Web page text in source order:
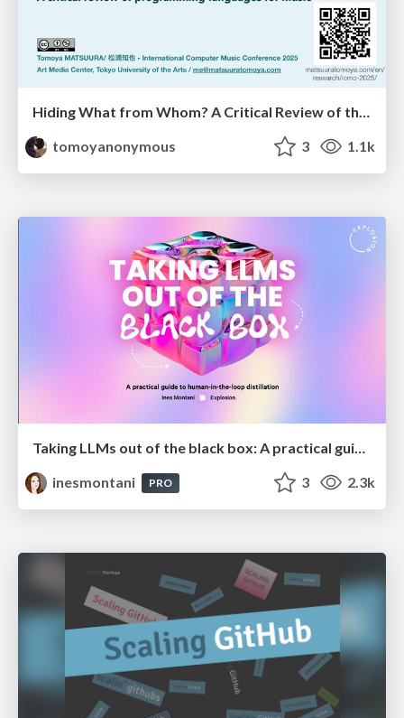
tomoyanonymous
3 1.1k
Taking LLMs out of the black box: A practical guide to human-in-the-loop distillation
inesmontani
PRO 3 2.3k